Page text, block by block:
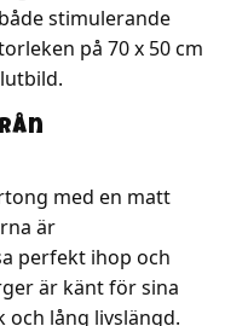
stimulerande
på 70 x 50 cm
med en matt
är
perfekt ihop och
är känt för sina
och lång livslängd.